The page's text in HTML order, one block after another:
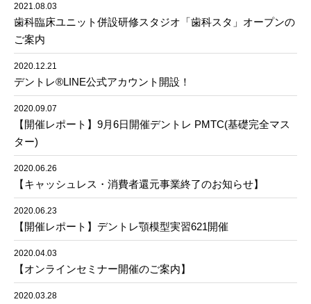
2021.08.03
歯科臨床ユニット併設研修スタジオ「歯科スタ」オープンの
ご案内
2020.12.21
デントレ®︎LINE公式アカウント開設！
2020.09.07
【開催レポート】9月6日開催デントレ PMTC(基礎完全マス
ター)
2020.06.26
【キャッシュレス・消費者還元事業終了のお知らせ】
2020.06.23
【開催レポート】デントレ顎模型実習621開催
2020.04.03
【オンラインセミナー開催のご案内】
2020.03.28